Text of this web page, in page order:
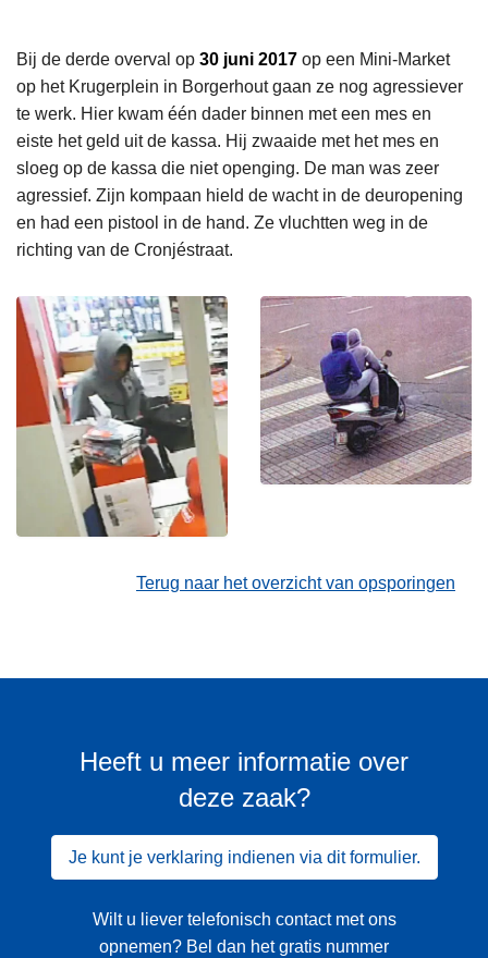
Bij de derde overval op 30 juni 2017 op een Mini-Market
op het Krugerplein in Borgerhout gaan ze nog agressiever
te werk. Hier kwam één dader binnen met een mes en
eiste het geld uit de kassa. Hij zwaaide met het mes en
sloeg op de kassa die niet openging. De man was zeer
agressief. Zijn kompaan hield de wacht in de deuropening
en had een pistool in de hand. Ze vluchtten weg in de
richting van de Cronjéstraat.
Terug naar het overzicht van opsporingen
Heeft u meer informatie over
deze zaak?
Je kunt je verklaring indienen via dit formulier.
Wilt u liever telefonisch contact met ons
opnemen? Bel dan het gratis nummer